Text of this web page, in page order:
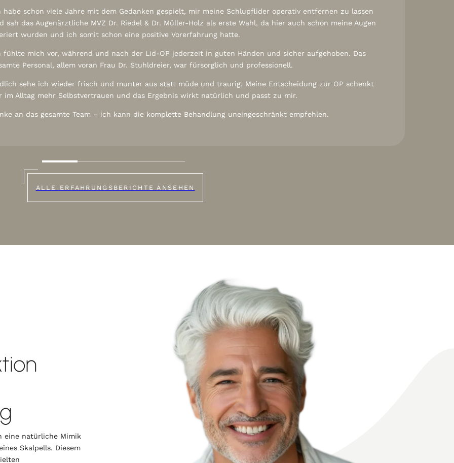
habe schon viele Jahre mit dem Gedanken gespielt, mir meine Schlupflider operativ entfernen zu lassen
sah das Augenärztliche MVZ Dr. Riedel & Dr. Müller-Holz als erste Wahl, da hier auch schon meine Augen
wurden und ich somit schon eine positive Vorerfahrung hatte.
fühlte mich vor, während und nach der Lid-OP jederzeit in guten Händen und sicher aufgehoben. Das
Personal, allem voran Frau Dr. Stuhldreier, war fürsorglich und professionell.
sehe ich wieder frisch und munter aus statt müde und traurig. Meine Entscheidung zur OP schenkt
im Alltag mehr Selbstvertrauen und das Ergebnis wirkt natürlich und passt zu mir.
an das gesamte Team – ich kann die komplette Behandlung uneingeschränkt empfehlen.
ALLE ERFAHRUNGSBERICHTE ANSEHEN
eine natürliche Mimik
Skalpells. Diesem